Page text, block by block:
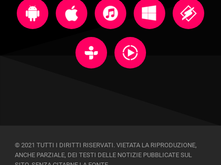
© 2021 TUTTI I DIRITTI RISERVATI. VIETATA LA RIPRODUZIONE,
ANCHE PARZIALE, DEI TESTI DELLE NOTIZIE PUBBLICATE SUL